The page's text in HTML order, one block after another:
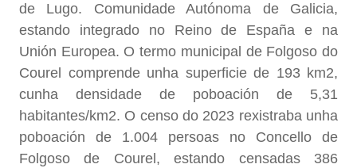
de Lugo. Comunidade Autónoma de Galicia,
estando integrado no Reino de España e na
Unión Europea. O termo municipal de Folgoso do
Courel comprende unha superficie de 193 km2,
cunha densidade de poboación de 5,31
habitantes/km2. O censo do 2023 rexistraba unha
poboación de 1.004 persoas no Concello de
Folgoso de Courel, estando censadas 386